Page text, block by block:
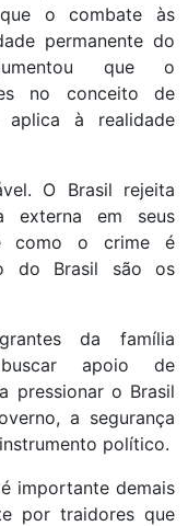
o combate às
permanente do
que o
no conceito de
aplica à realidade
O Brasil rejeita
externa em seus
como o crime é
do Brasil são os
da família
apoio de
pressionar o Brasil
a segurança
político.
importante demais
por traidores que